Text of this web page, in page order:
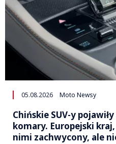
05.08.2026 Moto Newsy
Chińskie SUV-y
komary. Europejski
nimi zachwycony, ale